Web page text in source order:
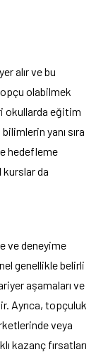
alır ve bu
olabilmek
okullarda eğitim
yanı sıra
hedefleme
da
ve deneyime
genellikle belirli
aşamaları ve
Ayrıca, topçuluk
veya
kazanç fırsatları